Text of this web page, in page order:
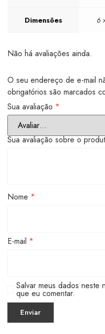
Dimensões 6
Não há avaliações ainda.
O seu endereço de e-mail
obrigatórios são marcados
Sua avaliação *
Sua avaliação sobre o
Nome *
E-mail *
Salvar meus dados neste
que eu comentar.